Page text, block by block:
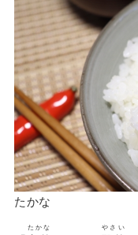
たかな
たかな やさい